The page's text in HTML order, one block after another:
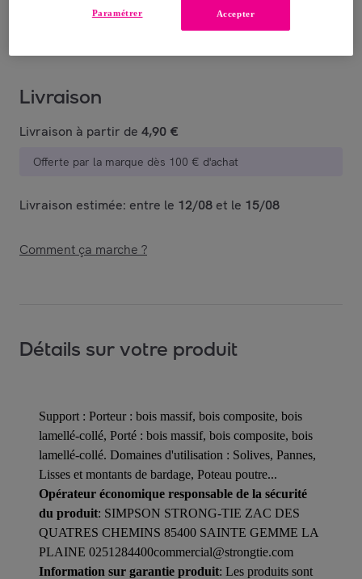
Maxoutil
Livraison
Livraison à partir de 4,90 €
Offerte par la marque dès 100 € d'achat
Livraison estimée: entre le 12/08 et le 15/08
Comment ça marche ?
Détails sur votre produit
Support : Porteur : bois massif, bois composite, bois
lamellé-collé, Porté : bois massif, bois composite, bois
lamellé-collé. Domaines d'utilisation : Solives, Pannes,
Lisses et montants de bardage, Poteau poutre...
Opérateur économique responsable de la sécurité
du produit: SIMPSON STRONG-TIE ZAC DES
QUATRES CHEMINS 85400 SAINTE GEMME LA
PLAINE 0251284400commercial@strongtie.com
Information sur garantie produit: Les produits sont
Accepter
Paramétrer